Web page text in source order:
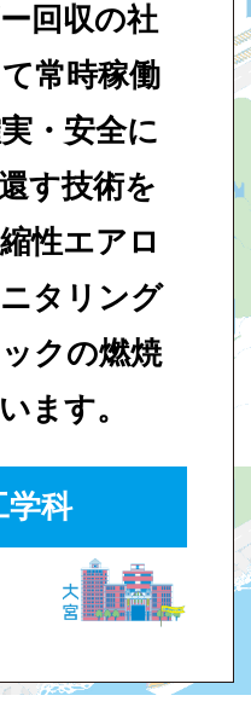
回収の社
常時稼働
・安全に
す技術を
性エアロ
タリング
クの燃焼
ます。
科